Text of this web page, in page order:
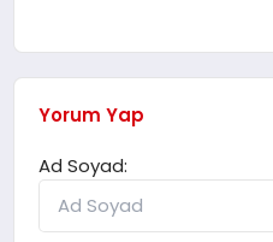
Yorum Yap
Ad Soyad: